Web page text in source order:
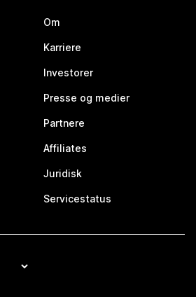
Om
Karriere
Investorer
Presse og medier
Partnere
Affiliates
Juridisk
Servicestatus